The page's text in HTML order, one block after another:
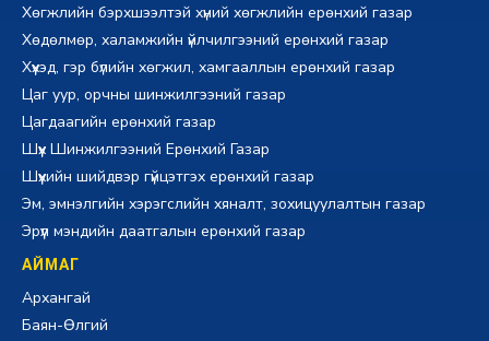
Хөгжлийн бэрхшээлтэй хүний хөгжлийн ерөнхий газар
Хөдөлмөр, халамжийн үйлчилгээний ерөнхий газар
Хүүхэд, гэр бүлийн хөгжил, хамгааллын ерөнхий газар
Цаг уур, орчны шинжилгээний газар
Цагдаагийн ерөнхий газар
Шүүх Шинжилгээний Ерөнхий Газар
Шүүхийн шийдвэр гүйцэтгэх ерөнхий газар
Эм, эмнэлгийн хэрэгслийн хяналт, зохицуулалтын газар
Эрүүл мэндийн даатгалын ерөнхий газар
АЙМАГ
Архангай
Баян-Өлгий